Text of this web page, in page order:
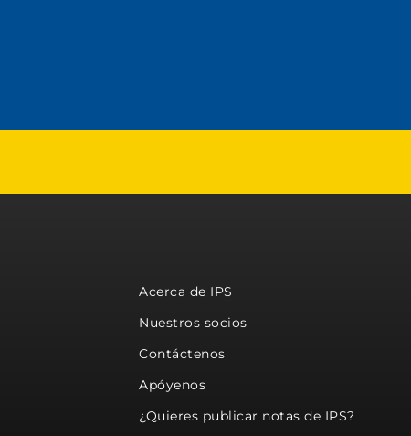
Acerca de IPS
Nuestros socios
Contáctenos
Apóyenos
¿Quieres publicar notas de IPS?